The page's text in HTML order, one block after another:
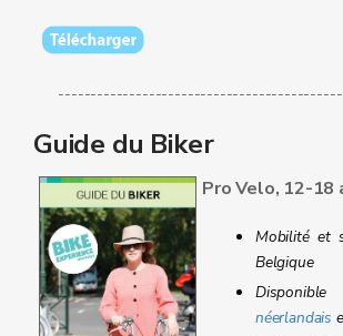
Guide du Biker
Pro Velo, 12-18
Mobilité et
Belgique
néerlandais